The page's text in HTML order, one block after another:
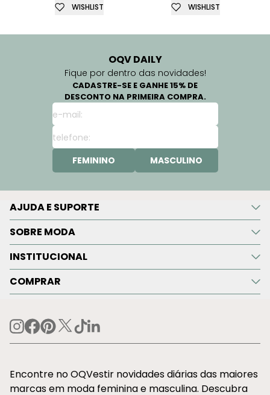
WISHLIST WISHLIST
OQV DAILY
Fique por dentro das novidades!
CADASTRE-SE E GANHE 15% DE
DESCONTO NA PRIMEIRA COMPRA.
FEMININO MASCULINO
AJUDA E SUPORTE
SOBRE MODA
INSTITUCIONAL
COMPRAR
Encontre no OQVestir novidades diárias das maiores
marcas em moda feminina e masculina. Descubra